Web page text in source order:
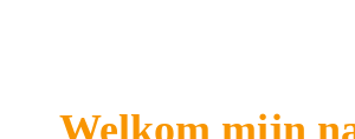
Welkom mijn